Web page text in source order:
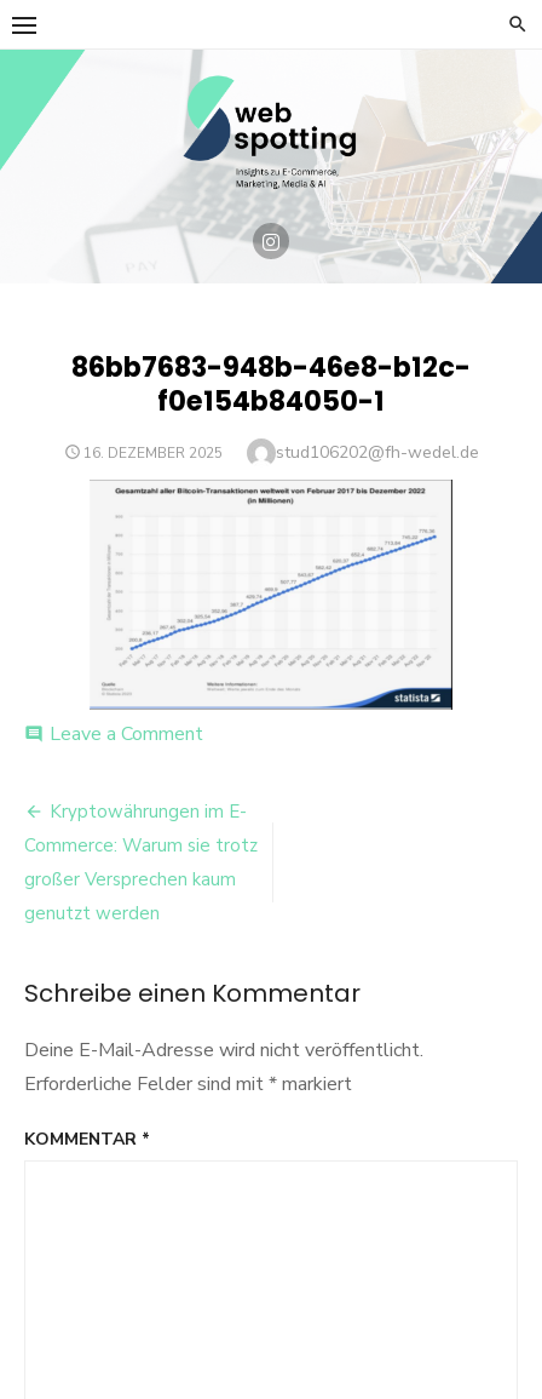
Skip
to
content
86bb7683-948b-46e8-b12c-
f0e154b84050-1
POSTED
16. DEZEMBER 2025 Author
stud106202@fh-wedel.de
comment Leave a Commenton
46e8-
f0e154b84050-
1
Beitrags-
Navigation
Kryptowährungen im E-
Commerce: Warum sie trotz
großer Versprechen kaum
genutzt werden
Schreibe einen Kommentar
Deine E-Mail-Adresse wird nicht veröffentlicht.
Erforderliche Felder sind mit*markiert
KOMMENTAR *